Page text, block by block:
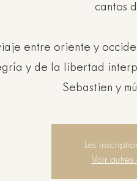
cantos
entre oriente y
y de la libertad
Sebastien y
Les
Voir autres